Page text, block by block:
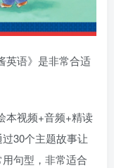
英语》是非常合适
本视频+音频+精读
30个主题故事让
句型，非常适合